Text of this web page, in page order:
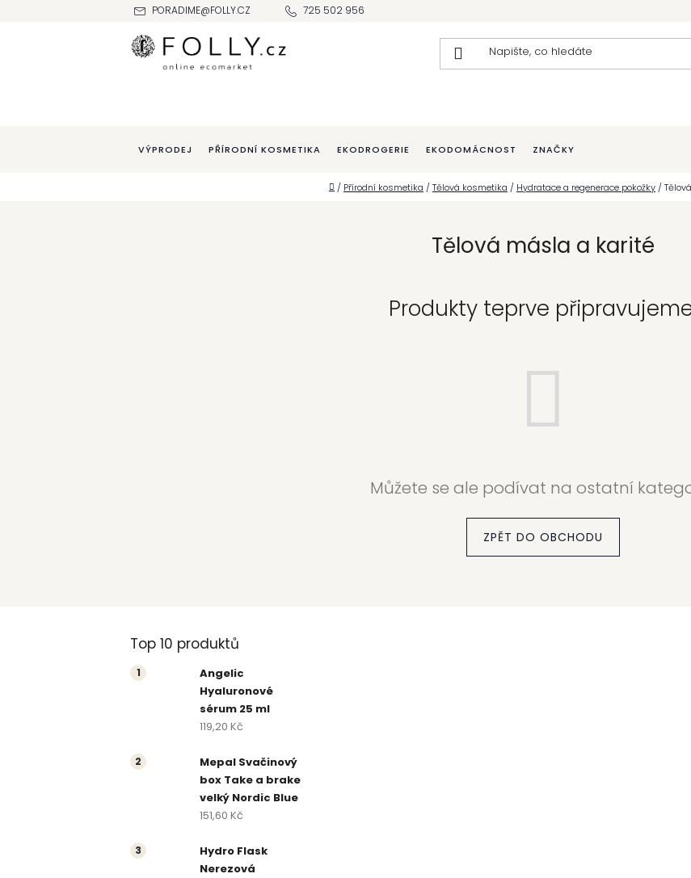
PORADIME@FOLLY.CZ 725 502 956
VÝPRODEJ PŘÍRODNÍ KOSMETIKA EKODROGERIE EKODOMÁCNOST ZNAČKY
Domů
/ Přírodní kosmetika /Tělová kosmetika / Hydratace a regenerace pokožky /
Tělová másla a karité
Produkty teprve
Můžete se ale podívat na ostatní
ZPĚT DO OBCHODU
P
o
r
n
Top 10 produktů
Angelic
Hyaluronové
sérum 25 ml
119,20 Kč
Mepal Svačinový
box Take a brake
velký Nordic Blue
151,60 Kč
Hydro Flask
Nerezová